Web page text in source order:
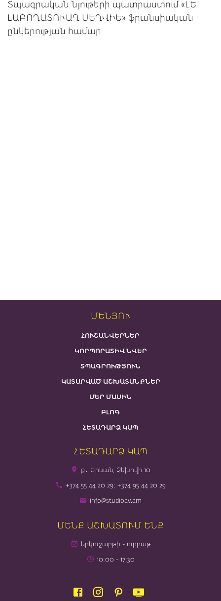
Տպագրական նյութերի պատրաստում «ԼԵ
ԼԱԲՈՂԱՏՈՒԱՂ ՍԵՂՎԻԵ» ֆրանսիական
ընկերության համար
ՄԵՆՅՈՒ
ՀՈՒՇԱՆՎԵՐՆԵՐ
ԿՈՐՊՈՐԱՏԻՎ ՆՎԵՐ
ՏՊԱԳՐՈՒԹՅՈՒՆ
ԿԱՏԱՐՎԱԾ ԱՇԽԱՏԱՆՔՆԵՐ
ՄԵՐ ՄԱՍԻՆ
ԲԼՈԳ
ՀԵՏԱԴԱՐՁ ԿԱՊ
ՀԵՏԱԴԱՐՁ ԿԱՊ
ք․ Երևան, Չեխովի 10
+374 55 44 20 29; +374 95 44 20 29
info@studioav.am
ՄԵՆՔ ԱՇԽԱՏՈՒՄ ԵՆՔ
երկուշաբթի - ուրբաթ
10։00 - 17։30